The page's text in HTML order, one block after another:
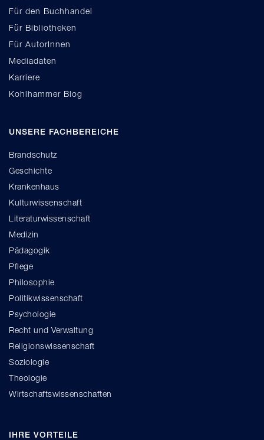
Für den Buchhandel
Für Bibliotheken
Für AutorInnen
Mediadaten
Karriere
Kohlhammer Blog
UNSERE FACHBEREICHE
Brandschutz
Geschichte
Krankenhaus
Kulturwissenschaft
Literaturwissenschaft
Medizin
Pädagogik
Pflege
Philosophie
Politikwissenschaft
Psychologie
Recht und Verwaltung
Religionswissenschaft
Soziologie
Theologie
Wirtschaftswissenschaften
IHRE VORTEILE